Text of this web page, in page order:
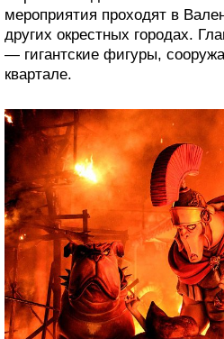
мероприятия проходят в
других окрестных городах.
— гигантские фигуры,
квартале.